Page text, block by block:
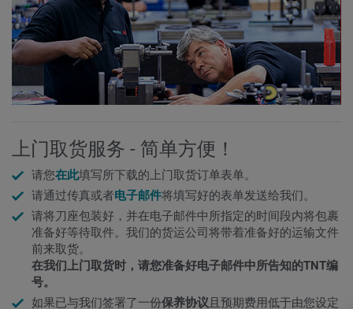
上门取货服务 - 简单方便！
请您在此填写所下载的上门取货订单表单。
请通过传真或者电子邮件将填写好的表单发送给我们。
请将刀座包装好，并在电子邮件中所指定的时间段内将包裹
准备好等待取件。我们的货运公司将带着准备好的运输文件
前来取货。
在我们上门取货时，请您准备好电子邮件中所告知的TNT编
号。
如果已与我们签署了一份保养协议 且预期费用低于由您设定